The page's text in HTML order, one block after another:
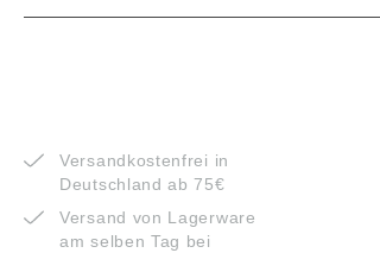
Versandkostenfrei in
Deutschland ab 75€
Versand von Lagerware
am selben Tag bei